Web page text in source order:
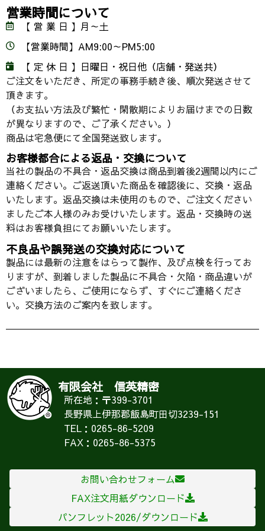
営業時間について
【 営 業 日 】月～土
【営業時間】AM9:00～PM5:00
【 定 休 日 】日曜日・祝日他（店舗・発送共）
ご注文をいただき、所定の事務手続き後、順次発送させて
頂きます。
（お支払い方法及び繁忙・閑散期によりお届けまでの日数
が異なりますので、ご了承ください。）
商品は宅急便にて全国発送致します。
お客様都合による返品・交換について
当社の製品の不具合・返品交換は商品到着後2週間以内にご
連絡ください。ご返送頂いた商品を確認後に、交換・返品
いたします。返品交換は未使用のもので、ご注文ください
ましたご本人様のみお受けいたします。返品・交換時の送
料はお客様負担にてお願いいたします。
不良品や誤発送の交換対応について
製品には最新の注意をはらって製作、及び点検を行ってお
りますが、到着しました製品に不具合・欠陥・商品違いが
ございましたら、ご使用にならず、すぐにご連絡くださ
い。交換方法のご案内を致します。
有限会社 信英精密
所在地：〒399-3701
長野県上伊那郡飯島町田切3239-151
TEL：0265-86-5209
FAX：0265-86-5375
お問い合わせフォーム
FAX注文用紙ダウンロード
パンフレット2026/ダウンロード